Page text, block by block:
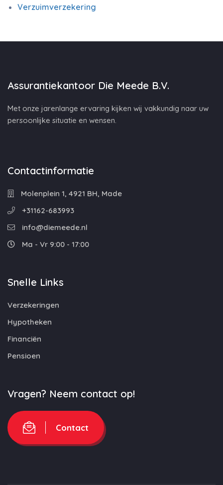
Verzuimverzekering
Assurantiekantoor Die Meede B.V.
Met onze jarenlange ervaring kijken wij vakkundig naar uw
persoonlijke situatie en wensen.
Contactinformatie
Molenplein 1, 4921 BH, Made
+31162-683993
info@diemeede.nl
Ma - Vr 9:00 - 17:00
Snelle Links
Verzekeringen
Hypotheken
Financiën
Pensioen
Vragen? Neem contact op!
Contact